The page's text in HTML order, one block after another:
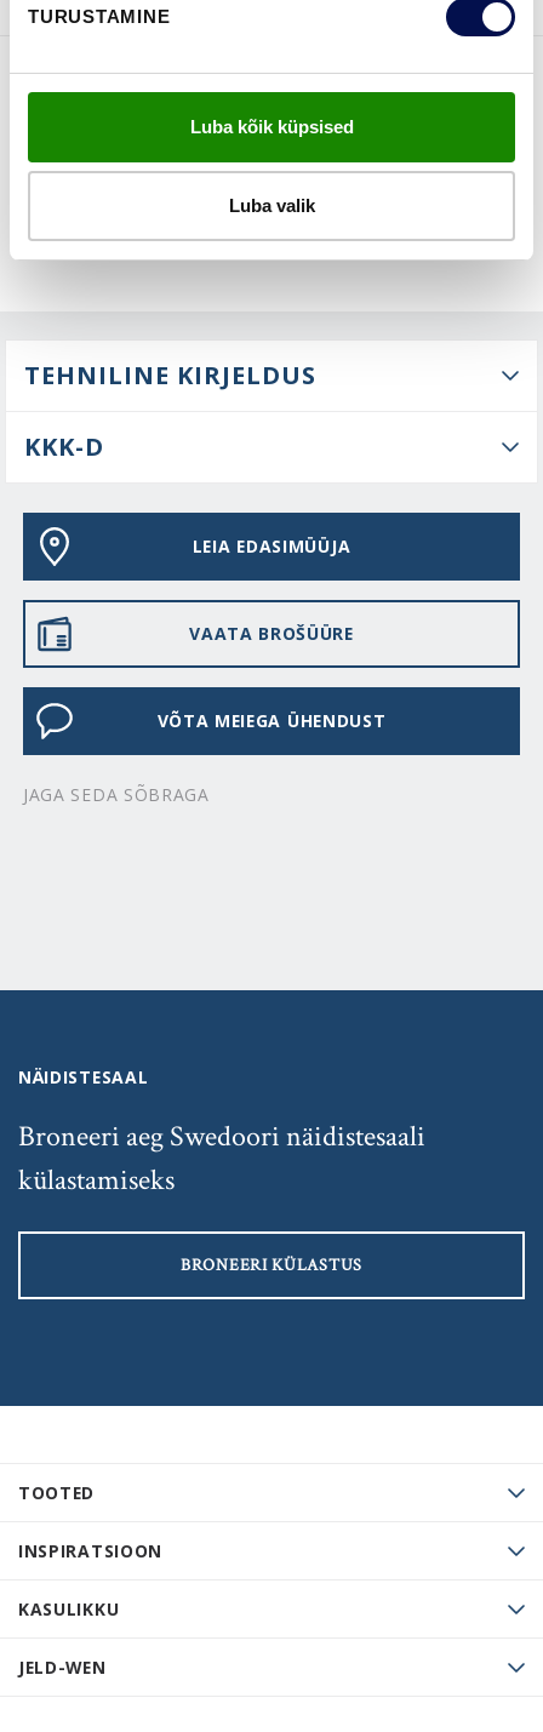
TURUSTAMINE
Luba kõik küpsised
Luba valik
TEHNILINE KIRJELDUS
KKK-D
LEIA EDASIMÜÜJA
VAATA BROŠÜÜRE
VÕTA MEIEGA ÜHENDUST
JAGA SEDA SÕBRAGA
TOOTED
INSPIRATSIOON
KASULIKKU
JELD-WEN
NÄIDISTESAAL
Broneeri aeg Swedoori näidistesaali
külastamiseks
BRONEERI KÜLASTUS